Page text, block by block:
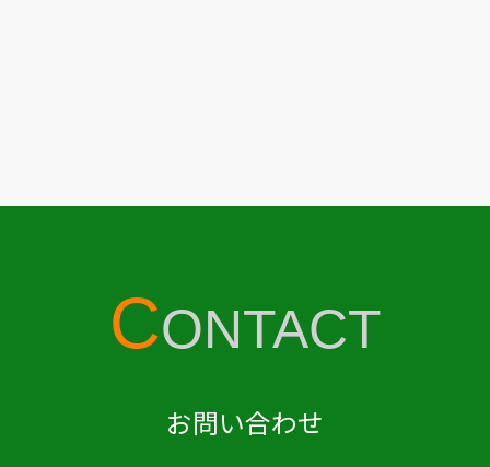
CONTACT
お問い合わせ